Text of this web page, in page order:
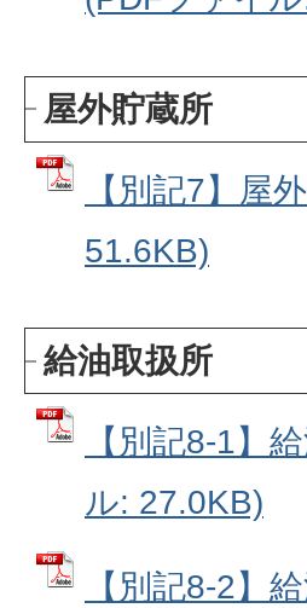
屋外貯蔵所
【別記7】屋
51.6KB)
給油取扱所
【別記8-1】
ル: 27.0KB)
【別記8-2】